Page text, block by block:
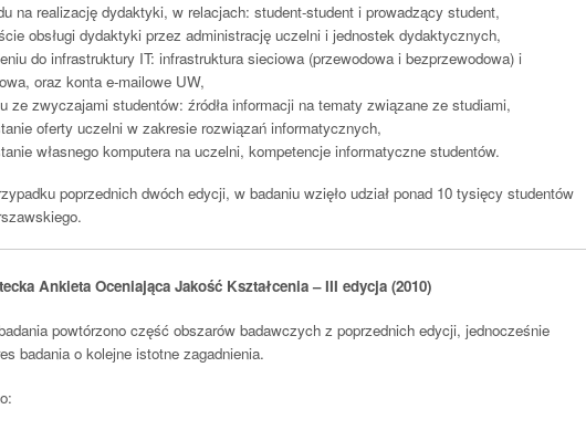
na realizację dydaktyki, w relacjach: student-student i prowadzący student,
obsługi dydaktyki przez administrację uczelni i jednostek dydaktycznych,
do infrastruktury IT: infrastruktura sieciowa (przewodowa i bezprzewodowa) i
oraz konta e-mailowe UW,
ze zwyczajami studentów: źródła informacji na tematy związane ze studiami,
oferty uczelni w zakresie rozwiązań informatycznych,
własnego komputera na uczelni, kompetencje informatyczne studentów.
poprzednich dwóch edycji, w badaniu wzięło udział ponad 10 tysięcy studentów
Ankieta Oceniająca Jakość Kształcenia – III edycja (2010)
powtórzono część obszarów badawczych z poprzednich edycji, jednocześnie
badania o kolejne istotne zagadnienia.